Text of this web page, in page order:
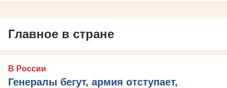
Главное в стране
В России
Генералы бегут, армия отступает,